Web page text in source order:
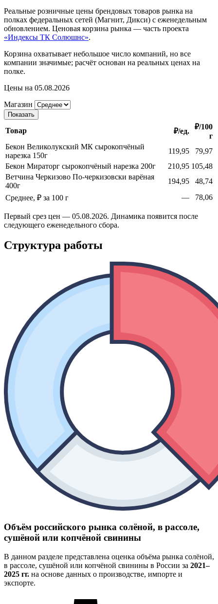
Реальные розничные цены брендовых товаров рынка на
полках федеральных сетей (Магнит, Дикси) с еженедельным
обновлением. Ценовая корзина рынка — часть проекта
«Индексы ТК Солюшнс».
Корзина охватывает небольшое число компаний, но все
компании значимые; расчёт основан на реальных ценах на
полке.
Цены на 05.08.2026
Магазин
Показать
Товар ₽/ед.
₽/100
г
Бекон Великолукский МК сырокопчёный
нарезка 150г
119,95
79,97
Бекон Мираторг сырокопчёный нарезка 200г
210,95 105,48
Ветчина Черкизово По-черкизовски варёная
400г
194,95
48,74
Среднее, ₽ за 100 г
— 78,06
Первый срез цен — 05.08.2026. Динамика появится после
следующего еженедельного сбора.
Структура работы
Объём российского рынка солёной, в рассоле,
сушёной или копчёной свинины
В данном разделе представлена оценка объёма рынка солёной,
в рассоле, сушёной или копчёной свинины в России за 2021–
2025 гг. на основе данных о производстве, импорте и
экспорте.